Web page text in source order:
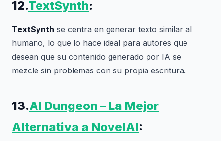
12.TextSynth:
TextSynth se centra en generar texto similar al
humano, lo que lo hace ideal para autores que
desean que su contenido generado por IA se
mezcle sin problemas con su propia escritura.
13.AI Dungeon – La Mejor
Alternativa a NovelAI: